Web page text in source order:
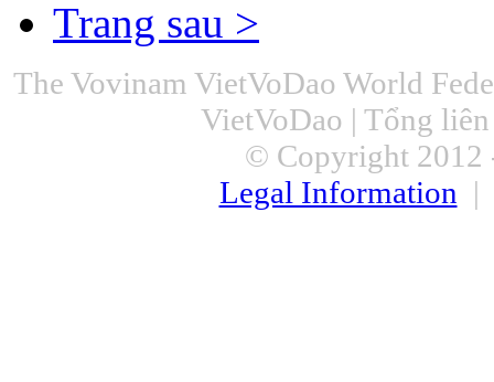
Trang sau >
The Vovinam VietVoDao World
VietVoDao | Tổng
© Copyright 2012
Legal Information